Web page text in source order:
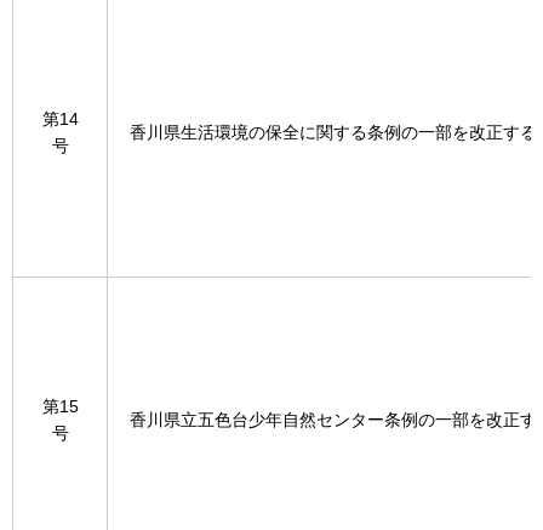
第14
号
香川県生活環境の保全に関する条例の一部を改正する
第15
号
香川県立五色台少年自然センター条例の一部を改正す